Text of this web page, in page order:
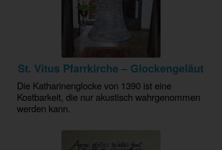
St. Vitus Pfarrkirche – Glockengeläut
Die Katharinenglocke von 1390 ist eine
Kostbarkeit, die nur akustisch wahrgenommen
werden kann.